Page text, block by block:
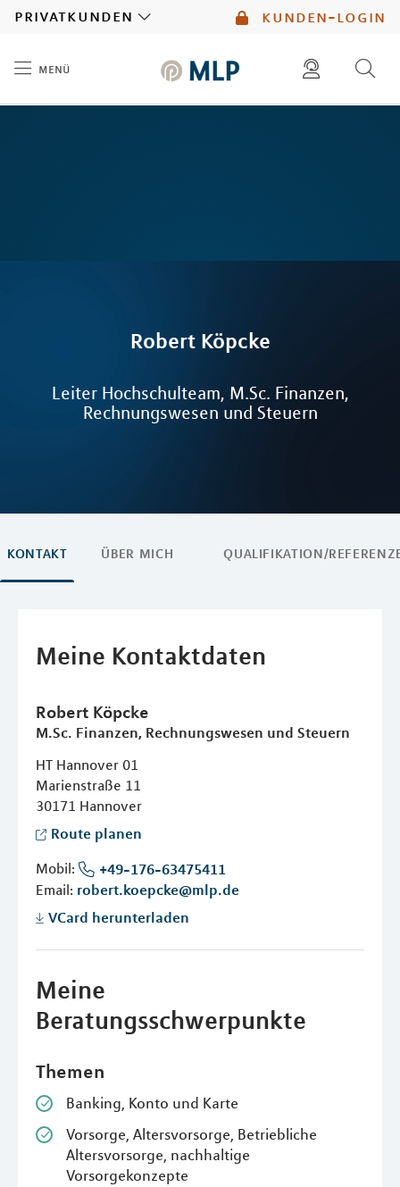
kunden-login
privatkunden
menü
Robert Köpcke
Leiter Hochschulteam, M.Sc. Finanzen,
Rechnungswesen und Steuern
KONTAKT ÜBER MICH QUALIFIKATION/
Meine Kontaktdaten
Robert Köpcke
M.Sc. Finanzen, Rechnungswesen und Steuern
HT Hannover 01
Marienstraße 11
30171 Hannover
Route planen
Mobil:
+49-176-63475411
Email: robert.koepcke@mlp.de
VCard herunterladen
Meine
Beratungsschwerpunkte
Themen
Banking, Konto und Karte
Vorsorge, Altersvorsorge, Betriebliche
Altersvorsorge, nachhaltige
Vorsorgekonzepte